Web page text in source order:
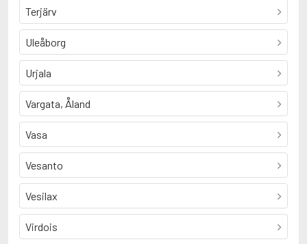
Terjärv
Uleåborg
Urjala
Vargata, Åland
Vasa
Vesanto
Vesilax
Virdois